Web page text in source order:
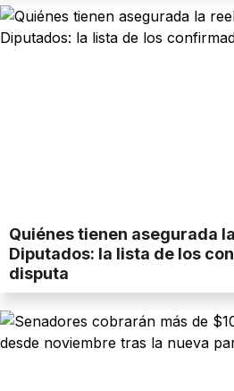
Quiénes tienen asegurada
Diputados: la lista de los
disputa